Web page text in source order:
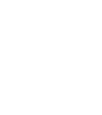
克劳
杰西
蔡斯·
内森